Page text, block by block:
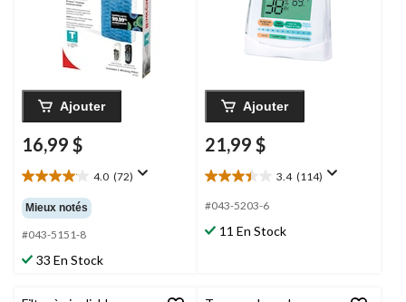
Ajouter
16,99 $
4.0 (72)
4.0
étoile(s)
sur
5.
72
évaluations
Mieux notés
#043-5151-8
33 En Stock
Ajouter
21,99 $
3.4 (114)
3.4
étoile(s)
5.
#043-5203-6
11 En Stock